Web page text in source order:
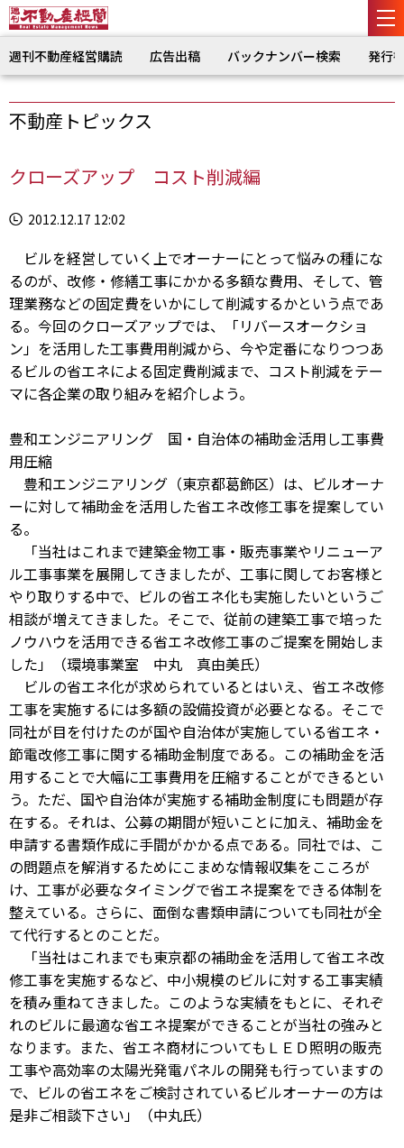
週刊不動産経営購読 広告出稿 バックナンバー検索 発行
不動産トピックス
クローズアップ コスト削減編
2012.12.17 12:02
ビルを経営していく上でオーナーにとって悩みの種にな
るのが、改修・修繕工事にかかる多額な費用、そして、管
理業務などの固定費をいかにして削減するかという点であ
る。今回のクローズアップでは、「リバースオークショ
ン」を活用した工事費用削減から、今や定番になりつつあ
るビルの省エネによる固定費削減まで、コスト削減をテー
マに各企業の取り組みを紹介しよう。
豊和エンジニアリング 国・自治体の補助金活用し工事費
用圧縮
豊和エンジニアリング（東京都葛飾区）は、ビルオーナ
ーに対して補助金を活用した省エネ改修工事を提案してい
る。
「当社はこれまで建築金物工事・販売事業やリニューア
ル工事事業を展開してきましたが、工事に関してお客様と
やり取りする中で、ビルの省エネ化も実施したいというご
相談が増えてきました。そこで、従前の建築工事で培った
ノウハウを活用できる省エネ改修工事のご提案を開始しま
した」（環境事業室 中丸 真由美氏）
ビルの省エネ化が求められているとはいえ、省エネ改修
工事を実施するには多額の設備投資が必要となる。そこで
同社が目を付けたのが国や自治体が実施している省エネ・
節電改修工事に関する補助金制度である。この補助金を活
用することで大幅に工事費用を圧縮することができるとい
う。ただ、国や自治体が実施する補助金制度にも問題が存
在する。それは、公募の期間が短いことに加え、補助金を
申請する書類作成に手間がかかる点である。同社では、こ
の問題点を解消するためにこまめな情報収集をこころが
け、工事が必要なタイミングで省エネ提案をできる体制を
整えている。さらに、面倒な書類申請についても同社が全
て代行するとのことだ。
「当社はこれまでも東京都の補助金を活用して省エネ改
修工事を実施するなど、中小規模のビルに対する工事実績
を積み重ねてきました。このような実績をもとに、それぞ
れのビルに最適な省エネ提案ができることが当社の強みと
なります。また、省エネ商材についてもＬＥＤ照明の販売
工事や高効率の太陽光発電パネルの開発も行っていますの
で、ビルの省エネをご検討されているビルオーナーの方は
是非ご相談下さい」（中丸氏）